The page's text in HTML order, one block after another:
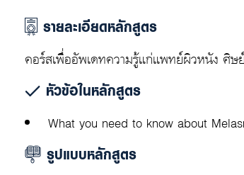
รายละเอียดหลักสูตร
คอร์สเพื่ออัพเดทความรู้แก่แพทย์ผิวหนัง ศิษย์
หัวข้อในหลักสูตร
What you need to know about
รูปแบบหลักสูตร